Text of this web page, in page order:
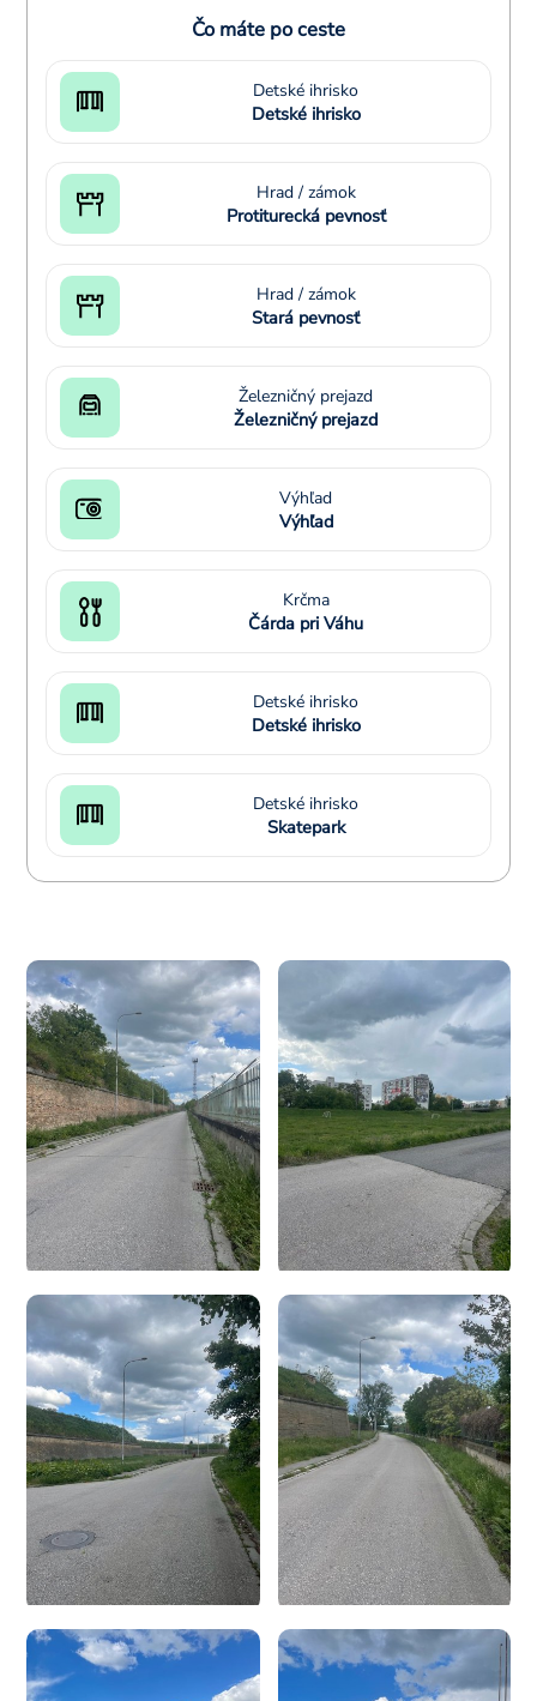
Čo máte po ceste
Detské ihrisko
Detské ihrisko
Hrad / zámok
Protiturecká pevnosť
Hrad / zámok
Stará pevnosť
Železničný prejazd
Železničný prejazd
Výhľad
Výhľad
Krčma
Čárda pri Váhu
Detské ihrisko
Detské ihrisko
Detské ihrisko
Skatepark